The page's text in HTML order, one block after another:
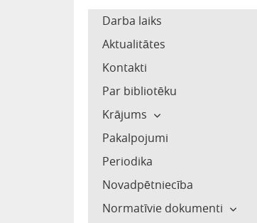
Darba laiks
Aktualitātes
Kontakti
Par bibliotēku
Krājums
Pakalpojumi
Periodika
Novadpētniecība
Normatīvie dokumenti